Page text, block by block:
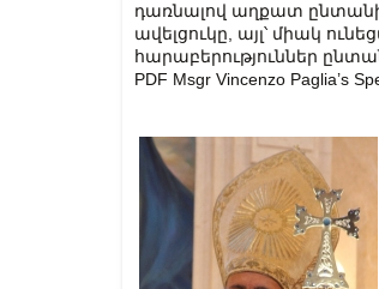
դառնալով աղքատ
ավելցուկը, այլ՝ միակ
հարաբերություններ
PDF Msgr Vincenzo Paglia’s